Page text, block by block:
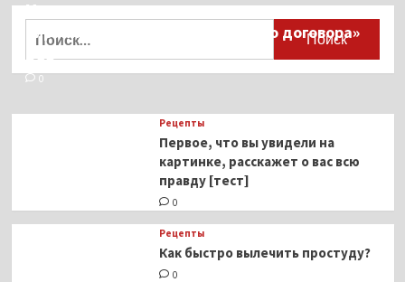
Миллионы японцев восстают против
тиранического «Пандемического договора»
ВОЗ
0
Рецепты
Первое, что вы увидели на
картинке, расскажет о вас всю
правду [тест]
0
Рецепты
Как быстро вылечить простуду?
0